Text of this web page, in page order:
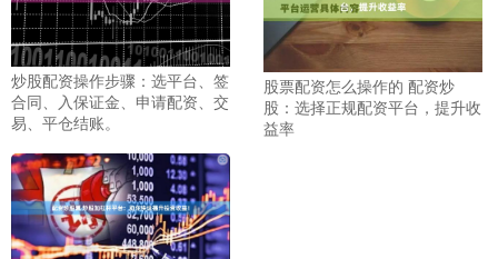
炒股配资操作步骤：选平台、签
合同、入保证金、申请配资、交
易、平仓结账。
股票配资怎么操作的 配资炒
股：选择正规配资平台，提升收
益率